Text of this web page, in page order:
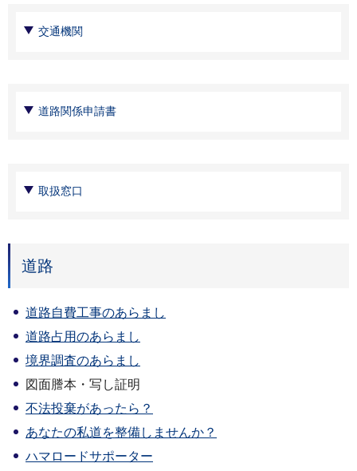
交通機関
道路関係申請書
取扱窓口
道路
道路自費工事のあらまし
道路占用のあらまし
境界調査のあらまし
図面謄本・写し証明
不法投棄があったら？
あなたの私道を整備しませんか？
ハマロードサポーター